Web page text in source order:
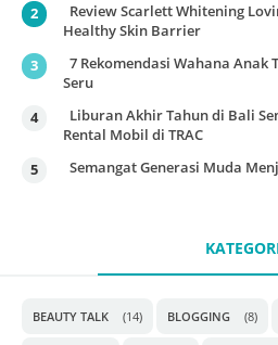
Review Scarlett Whitening
Healthy Skin Barrier
7 Rekomendasi Wahana Anak
Seru
Liburan Akhir Tahun di Bali
Rental Mobil di TRAC
Semangat Generasi Muda
BEAUTY TALK (14) BLOGGING (8)